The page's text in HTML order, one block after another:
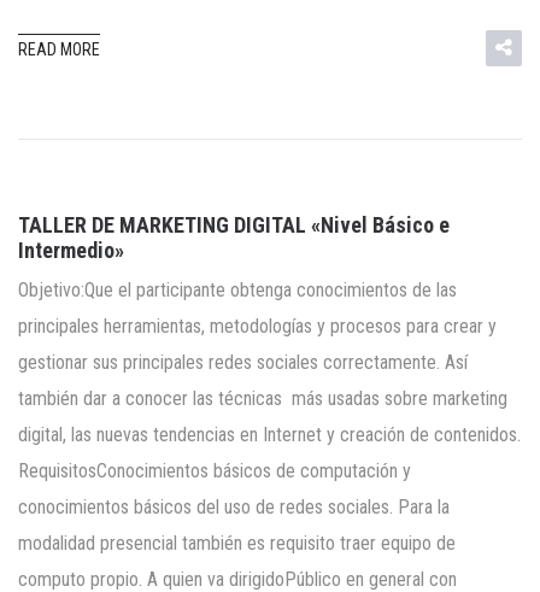
READ MORE
TALLER DE MARKETING DIGITAL «Nivel Básico e
Intermedio»
Objetivo:Que el participante obtenga conocimientos de las
principales herramientas, metodologías y procesos para crear y
gestionar sus principales redes sociales correctamente. Así
también dar a conocer las técnicas más usadas sobre marketing
digital, las nuevas tendencias en Internet y creación de contenidos.
RequisitosConocimientos básicos de computación y
conocimientos básicos del uso de redes sociales. Para la
modalidad presencial también es requisito traer equipo de
computo propio. A quien va dirigidoPúblico en general con